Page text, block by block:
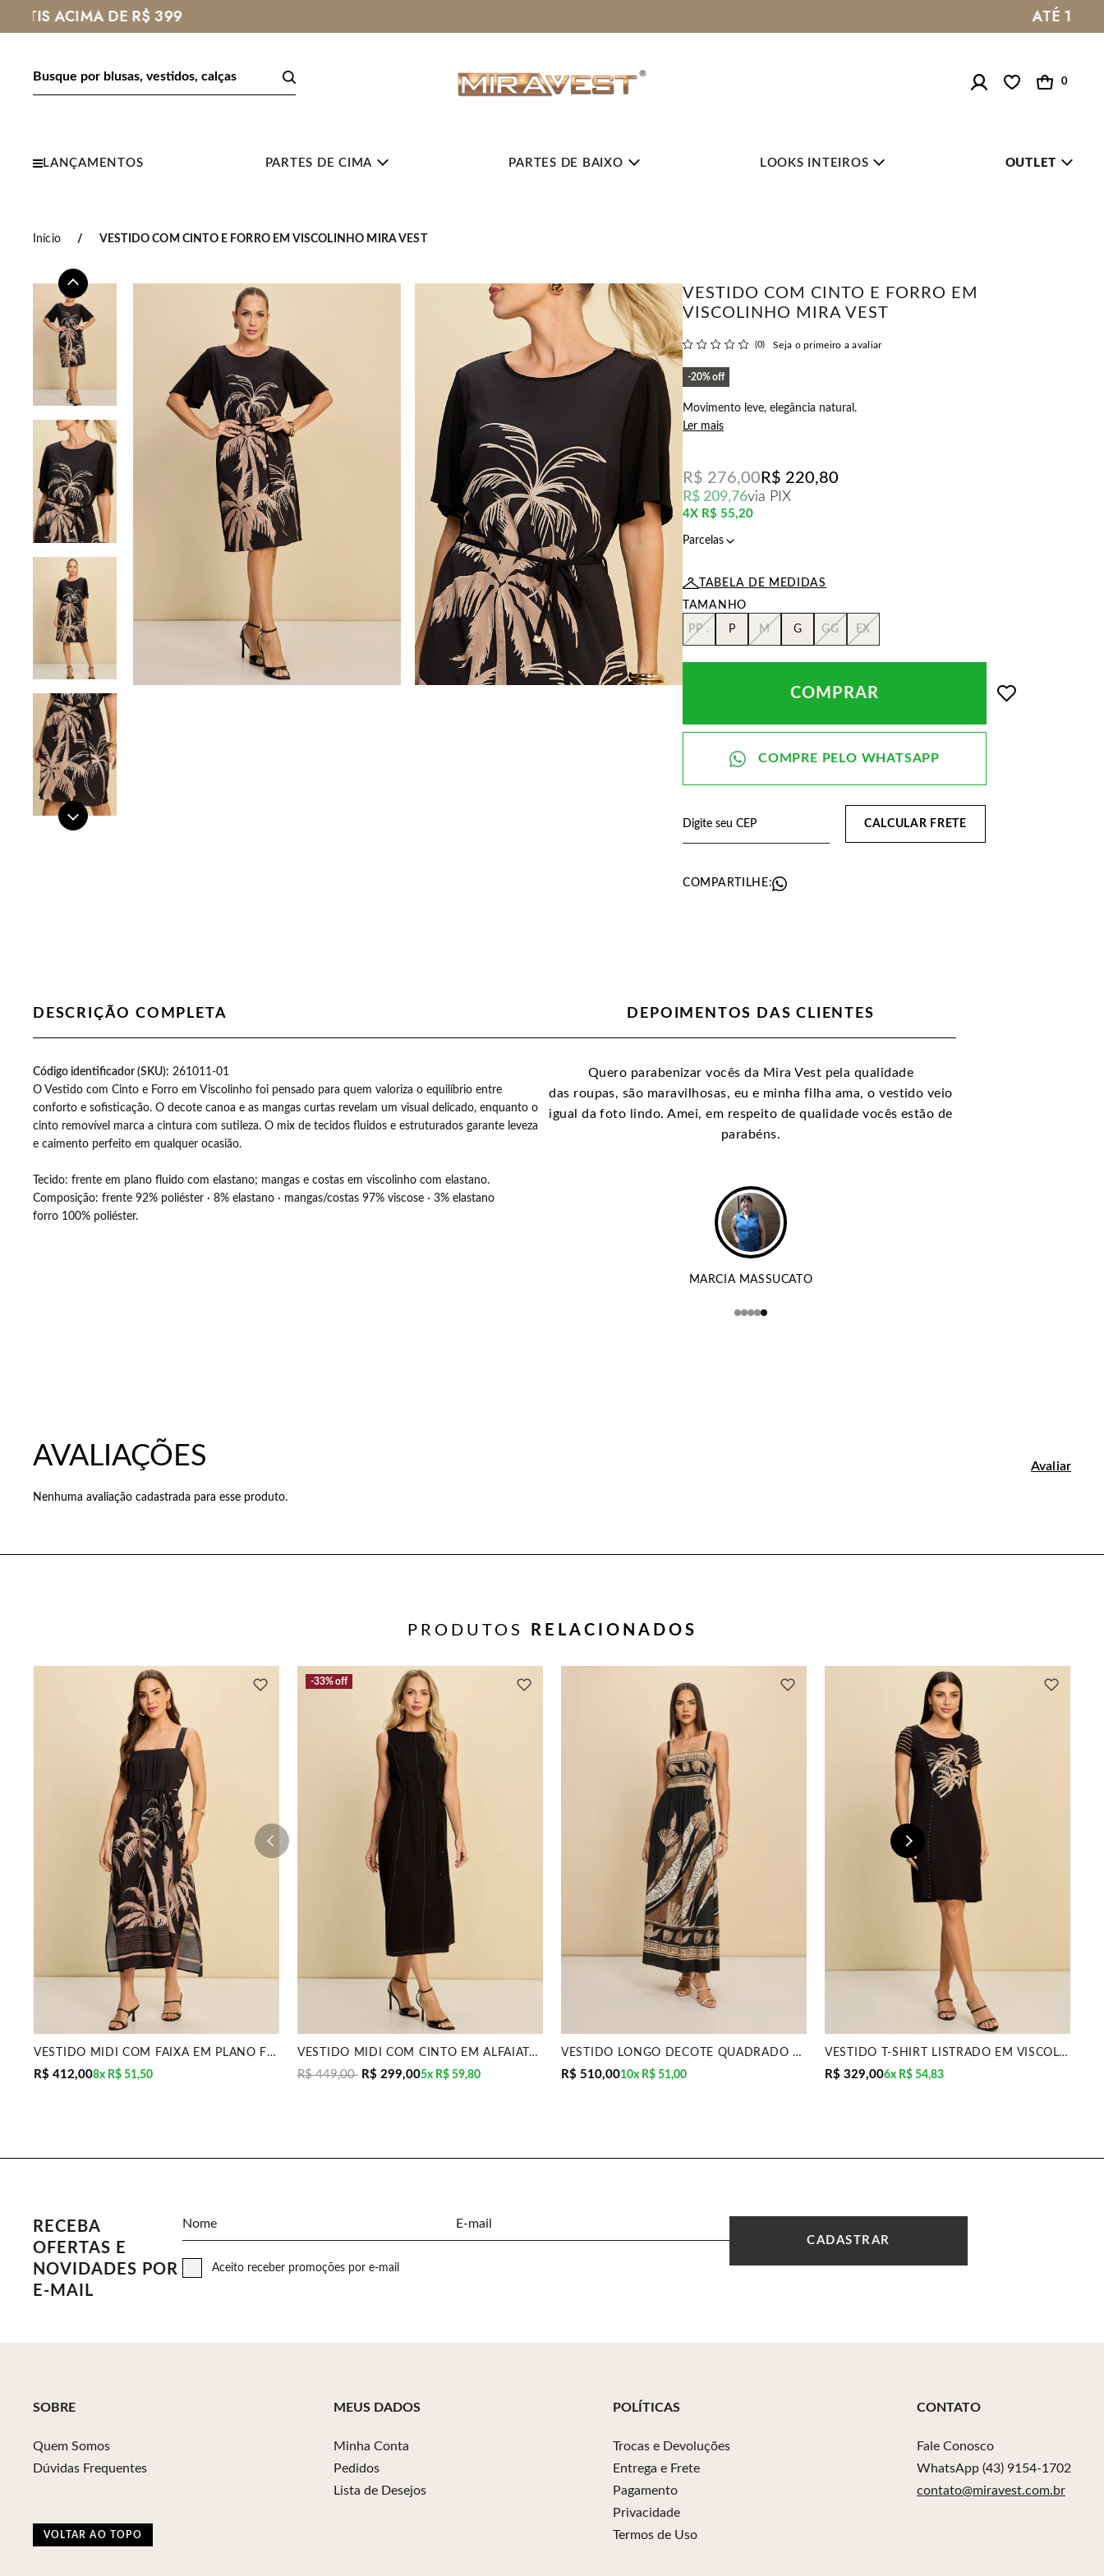
0
LANÇAMENTOS PARTES DE CIMA PARTES DE BAIXO LOOKS INTEIROS OUTLET
Início VESTIDO COM CINTO E FORRO EM VISCOLINHO MIRA VEST
VESTIDO COM CINTO E FORRO EM
VISCOLINHO MIRA VEST
(0) Seja o primeiro a avaliar
20% off
Movimento leve, elegância natural.
Ler mais
R$ 209,76via PIX
R$ 276,00 R$ 220,80
4X R$ 55,20
TABELA DE MEDIDAS
PP . P M G GG EX
COMPRAR
CALCULAR FRETE
COMPARTILHE:
DESCRIÇÃO COMPLETA
Código identificador (SKU): 261011-01
O Vestido com Cinto e Forro em Viscolinho foi pensado para quem valoriza o equilíbrio entre
conforto e sofisticação. O decote canoa e as mangas curtas revelam um visual delicado, enquanto o
cinto removível marca a cintura com sutileza. O mix de tecidos fluidos e estruturados garante leveza
e caimento perfeito em qualquer ocasião.
Tecido: frente em plano fluido com elastano; mangas e costas em viscolinho com elastano.
Composição: frente 92% poliéster · 8% elastano · mangas/costas 97% viscose · 3% elastano
forro 100% poliéster.
DEPOIMENTOS DAS CLIENTES
aumentou a minha
quando abro a
Recebi minhas camisetas simplesmente maravilhosas amei o mimo
também. Gratidão pelo carinho :)
Quero parabenizar vocês da Mira Vest pela qualidade
das roupas, são maravilhosas, eu e minha filha ama, o vestido veio
igual da foto lindo. Amei, em respeito de qualidade vocês estão de
parabéns.
MARCIA MASSUCATO
Nenhuma avaliação cadastrada para esse produto.
PRODUTOS RELACIONADOS
VESTIDO MIDI COM FAIXA EM PLANO FLUIDO MIRA VEST
R$ 412,008x R$ 51,50
33% off
VESTIDO MIDI COM CINTO EM ALFAIATARIA DE VISCOSE M
R$ 449,00 R$ 299,005x R$ 59,80
VESTIDO LONGO DECOTE QUADRADO PRETO MIRA VEST
R$ 510,0010x R$ 51,00
VESTIDO T-SHIRT LISTRADO EM VISCOLYCRA MIRA VEST
R$ 329,006x R$ 54,83
RECEBA
OFERTAS E
NOVIDADES POR
E-MAIL
Nome E-mail
CADASTRAR
Aceito receber promoções por e-mail
SOBRE
Quem Somos
Dúvidas Frequentes
MEUS DADOS
Minha Conta
Pedidos
Lista de Desejos
POLÍTICAS
Trocas e Devoluções
Entrega e Frete
Pagamento
Privacidade
Termos de Uso
CONTATO
Fale Conosco
WhatsApp (43) 9154-1702
contato@miravest.com.br
VOLTAR AO TOPO